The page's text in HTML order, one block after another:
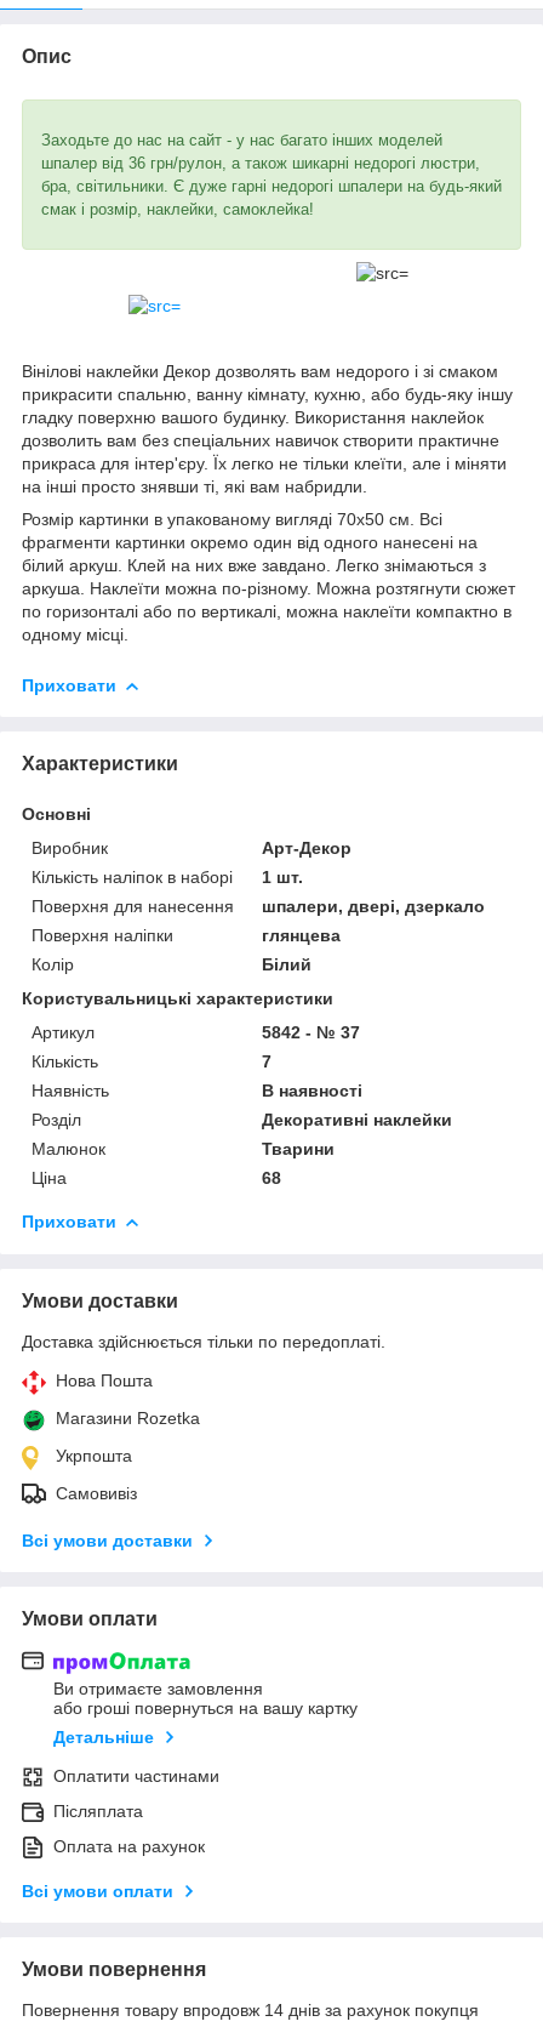
Опис
Заходьте до нас на сайт - у нас багато інших моделей
шпалер від 36 грн/рулон, а також шикарні недорогі люстри,
бра, світильники. Є дуже гарні недорогі шпалери на будь-який
смак і розмір, наклейки, самоклейка!
Вінілові наклейки Декор дозволять вам недорого і зі смаком
прикрасити спальню, ванну кімнату, кухню, або будь-яку іншу
гладку поверхню вашого будинку. Використання наклейок
дозволить вам без спеціальних навичок створити практичне
прикраса для інтер'єру. Їх легко не тільки клеїти, але і міняти
на інші просто знявши ті, які вам набридли.
Розмір картинки в упакованому вигляді 70х50 см. Всі
фрагменти картинки окремо один від одного нанесені на
білий аркуш. Клей на них вже завдано. Легко знімаються з
аркуша. Наклеїти можна по-різному. Можна розтягнути сюжет
по горизонталі або по вертикалі, можна наклеїти компактно в
одному місці.
Приховати
Характеристики
Основні
Виробник
Арт-Декор
Кількість наліпок в наборі
1 шт.
Поверхня для нанесення
шпалери, двері, дзеркало
Поверхня наліпки
глянцева
Колір
Білий
Користувальницькі характеристики
Артикул
5842 - № 37
Кількість
7
Наявність
В наявності
Розділ
Декоративні наклейки
Малюнок
Тварини
Ціна
68
Приховати
Умови доставки
Доставка здійснюється тільки по передоплаті.
Нова Пошта
Магазини Rozetka
Укрпошта
Самовивіз
Всі умови доставки
Умови оплати
Ви отримаєте замовлення
або гроші повернуться на вашу картку
Детальніше
Оплатити частинами
Післяплата
Оплата на рахунок
Всі умови оплати
Умови повернення
Повернення товару впродовж 14 днів за рахунок покупця